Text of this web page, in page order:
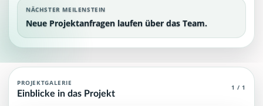
NÄCHSTER MEILENSTEIN
Neue Projektanfragen laufen über das Team.
Reinraum-Techniker Agent (MCP)
Reinraum-Techniker Agent (MCP): häufige Fragen, Projektstatus
PROJEKTGALERIE
Einblicke in das Projekt 1 / 1